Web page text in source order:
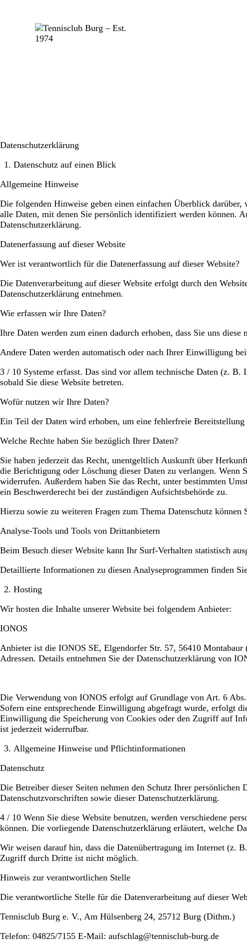
Datenschutzerklärung
Datenschutz auf einen Blick
Allgemeine Hinweise
Die folgenden Hinweise geben einen einfachen Überblick darüber,
alle Daten, mit denen Sie persönlich identifiziert werden können.
Datenschutzerklärung.
Datenerfassung auf dieser Website
Wer ist verantwortlich für die Datenerfassung auf dieser Website?
Die Datenverarbeitung auf dieser Website erfolgt durch den
Datenschutzerklärung entnehmen.
Wie erfassen wir Ihre Daten?
Ihre Daten werden zum einen dadurch erhoben, dass Sie uns
Andere Daten werden automatisch oder nach Ihrer Einwilligung
3 / 10 Systeme erfasst. Das sind vor allem technische Daten (z.
sobald Sie diese Website betreten.
Wofür nutzen wir Ihre Daten?
Ein Teil der Daten wird erhoben, um eine fehlerfreie
Welche Rechte haben Sie bezüglich Ihrer Daten?
Sie haben jederzeit das Recht, unentgeltlich Auskunft über
die Berichtigung oder Löschung dieser Daten zu verlangen.
widerrufen. Außerdem haben Sie das Recht, unter bestimmten
ein Beschwerderecht bei der zuständigen Aufsichtsbehörde zu.
Hierzu sowie zu weiteren Fragen zum Thema Datenschutz können
Analyse-Tools und Tools von Drittanbietern
Beim Besuch dieser Website kann Ihr Surf-Verhalten statistisch
Detaillierte Informationen zu diesen Analyseprogrammen finden
Hosting
Wir hosten die Inhalte unserer Website bei folgendem Anbieter:
IONOS
Anbieter ist die IONOS SE, Elgendorfer Str. 57, 56410
Adressen. Details entnehmen Sie der Datenschutzerklärung von
Die Verwendung von IONOS erfolgt auf Grundlage von Art. 6
Sofern eine entsprechende Einwilligung abgefragt wurde, erfolgt
Einwilligung die Speicherung von Cookies oder den Zugriff auf
ist jederzeit widerrufbar.
Allgemeine Hinweise und Pflichtinformationen
Datenschutz
Die Betreiber dieser Seiten nehmen den Schutz Ihrer persönlichen
Datenschutzvorschriften sowie dieser Datenschutzerklärung.
4 / 10 Wenn Sie diese Website benutzen, werden verschiedene
können. Die vorliegende Datenschutzerklärung erläutert, welche
Wir weisen darauf hin, dass die Datenübertragung im Internet (z.
Zugriff durch Dritte ist nicht möglich.
Hinweis zur verantwortlichen Stelle
Die verantwortliche Stelle für die Datenverarbeitung auf dieser
Tennisclub Burg e. V., Am Hülsenberg 24, 25712 Burg (Dithm.)
Telefon: 04825/7155 E-Mail: aufschlag@tennisclub-burg.de